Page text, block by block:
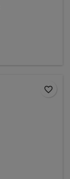
favorite_border